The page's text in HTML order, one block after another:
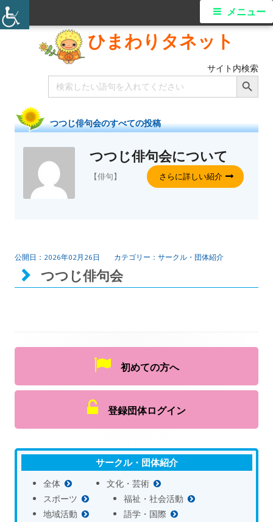
ひまわりタネット
サイト内検索
Search
for:
Search Button
メニュー
つつじ俳句会のすべての投稿
つつじ俳句会について
【俳句】 さらに詳しい紹介
2026年02月26日 サークル・団体紹介
つつじ俳句会
初めての方へ
登録団体ログイン
サークル・団体紹介
全体
文化・芸術
スポーツ
福祉・社会活動
地域活動
語学・国際